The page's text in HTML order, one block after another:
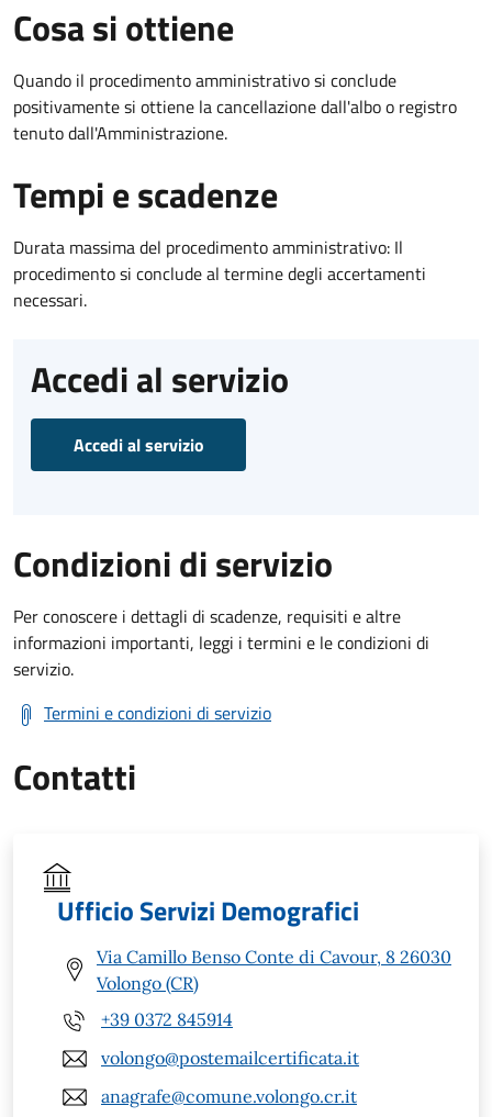
Cosa si ottiene
Quando il procedimento amministrativo si conclude
positivamente si ottiene la cancellazione dall'albo o registro
tenuto dall'Amministrazione.
Tempi e scadenze
Durata massima del procedimento amministrativo: Il
procedimento si conclude al termine degli accertamenti
necessari.
Accedi al servizio
Accedi al servizio
Condizioni di servizio
Per conoscere i dettagli di scadenze, requisiti e altre
informazioni importanti, leggi i termini e le condizioni di
servizio.
Termini e condizioni di servizio
Contatti
Ufficio Servizi Demografici
Via Camillo Benso Conte di Cavour, 8 26030
Volongo (CR)
+39 0372 845914
volongo@postemailcertificata.it
anagrafe@comune.volongo.cr.it